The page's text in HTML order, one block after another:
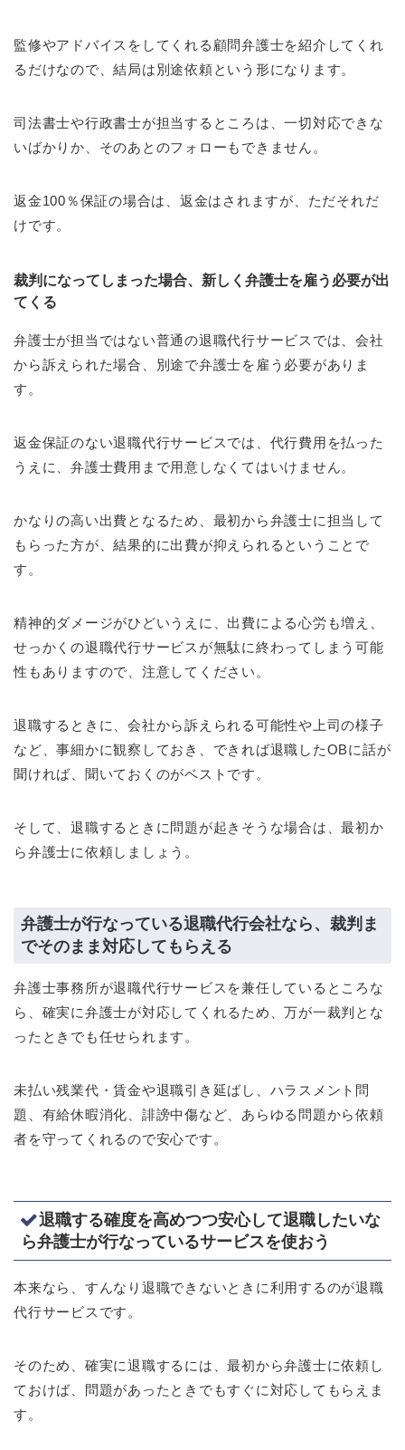
監修やアドバイスをしてくれる顧問弁護士を紹介してくれ
るだけなので、結局は別途依頼という形になります。
司法書士や行政書士が担当するところは、一切対応できな
いばかりか、そのあとのフォローもできません。
返金100％保証の場合は、返金はされますが、ただそれだ
けです。
裁判になってしまった場合、新しく弁護士を雇う必要が出
てくる
弁護士が担当ではない普通の退職代行サービスでは、会社
から訴えられた場合、別途で弁護士を雇う必要がありま
す。
返金保証のない退職代行サービスでは、代行費用を払った
うえに、弁護士費用まで用意しなくてはいけません。
かなりの高い出費となるため、最初から弁護士に担当して
もらった方が、結果的に出費が抑えられるということで
す。
精神的ダメージがひどいうえに、出費による心労も増え、
せっかくの退職代行サービスが無駄に終わってしまう可能
性もありますので、注意してください。
退職するときに、会社から訴えられる可能性や上司の様子
など、事細かに観察しておき、できれば退職したOBに話が
聞ければ、聞いておくのがベストです。
そして、退職するときに問題が起きそうな場合は、最初か
ら弁護士に依頼しましょう。
弁護士が行なっている退職代行会社なら、裁判ま
でそのまま対応してもらえる
弁護士事務所が退職代行サービスを兼任しているところな
ら、確実に弁護士が対応してくれるため、万が一裁判とな
ったときでも任せられます。
未払い残業代・賃金や退職引き延ばし、ハラスメント問
題、有給休暇消化、誹謗中傷など、あらゆる問題から依頼
者を守ってくれるので安心です。
退職する確度を高めつつ安心して退職したいな
ら弁護士が行なっているサービスを使おう
本来なら、すんなり退職できないときに利用するのが退職
代行サービスです。
そのため、確実に退職するには、最初から弁護士に依頼し
ておけば、問題があったときでもすぐに対応してもらえま
す。